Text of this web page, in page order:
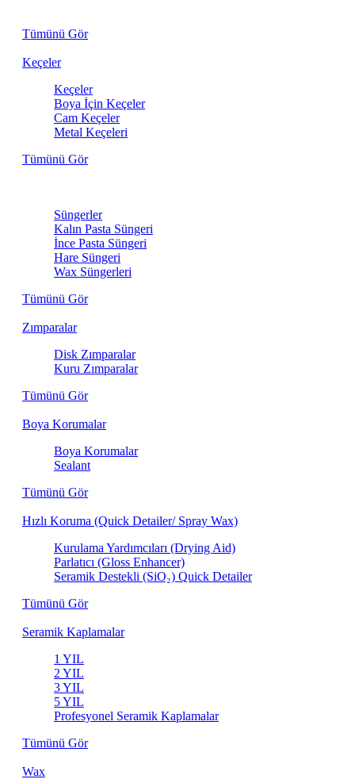
Tümünü Gör
Keçeler
Keçeler
Boya İçin Keçeler
Cam Keçeler
Metal Keçeleri
Tümünü Gör
Süngerler
Kalın Pasta Süngeri
İnce Pasta Süngeri
Hare Süngeri
Wax Süngerleri
Tümünü Gör
Zımparalar
Disk Zımparalar
Kuru Zımparalar
Tümünü Gör
Boya Korumalar
Boya Korumalar
Sealant
Tümünü Gör
Hızlı Koruma (Quick Detailer/ Spray Wax)
Kurulama Yardımcıları (Drying Aid)
Parlatıcı (Gloss Enhancer)
Seramik Destekli (SiO₂) Quick Detailer
Tümünü Gör
Seramik Kaplamalar
1 YIL
2 YIL
3 YIL
5 YIL
Profesyonel Seramik Kaplamalar
Tümünü Gör
Wax